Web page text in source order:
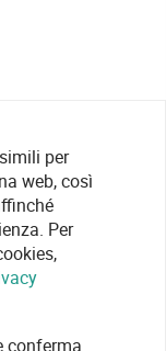
per
web, così
Per
conferma